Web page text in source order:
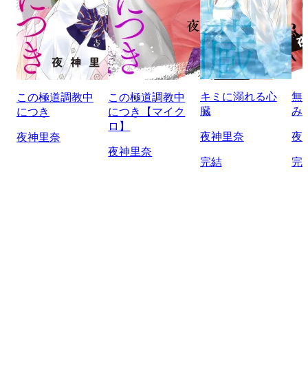
この極道調教中
につき
夜神里奈
この極道調教中
につき【マイク
ロ】
夜神里奈
キミに溺れる心
臓
夜神里奈
完結
無
み
夜
完